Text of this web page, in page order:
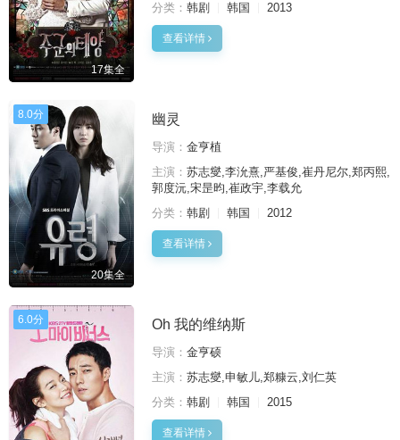
17集全
分类： 韩剧 韩国 2013
查看详情
8.0分
20集全
幽灵
导演： 金亨植
主演： 苏志燮,李沇熹,严基俊,崔丹尼尔,郑丙熙,
郭度沅,宋昰昀,崔政宇,李载允
分类： 韩剧 韩国 2012
查看详情
6.0分 Oh 我的维纳斯
导演： 金亨硕
主演： 苏志燮,申敏儿,郑糠云,刘仁英
分类： 韩剧 韩国 2015
查看详情